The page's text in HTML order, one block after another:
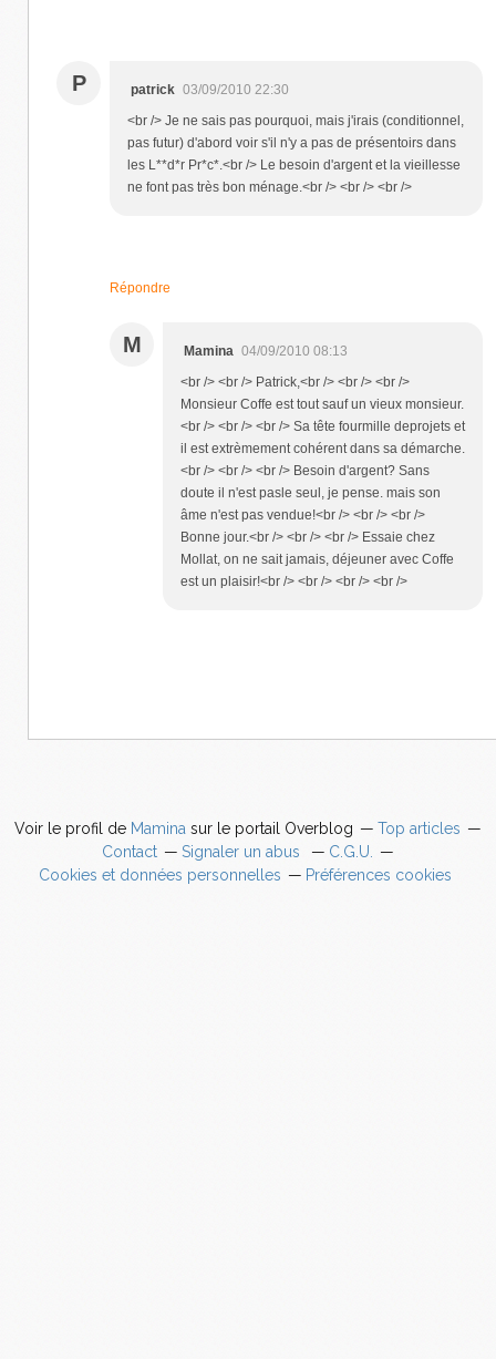
P patrick 03/09/2010 22:30
<br /> Je ne sais pas pourquoi, mais j'irais (conditionnel,
pas futur) d'abord voir s'il n'y a pas de présentoirs dans
les L**d*r Pr*c*.<br /> Le besoin d'argent et la vieillesse
ne font pas très bon ménage.<br /> <br /> <br />
Répondre
M Mamina 04/09/2010 08:13
<br /> <br /> Patrick,<br /> <br /> <br />
Monsieur Coffe est tout sauf un vieux monsieur.
<br /> <br /> <br /> Sa tête fourmille deprojets et
il est extrèmement cohérent dans sa démarche.
<br /> <br /> <br /> Besoin d'argent? Sans
doute il n'est pasle seul, je pense. mais son
âme n'est pas vendue!<br /> <br /> <br />
Bonne jour.<br /> <br /> <br /> Essaie chez
Mollat, on ne sait jamais, déjeuner avec Coffe
est un plaisir!<br /> <br /> <br /> <br />
Voir le profil de Mamina sur le portail Overblog
Top articles
Contact
Signaler un abus
C.G.U.
Cookies et données personnelles
Préférences cookies